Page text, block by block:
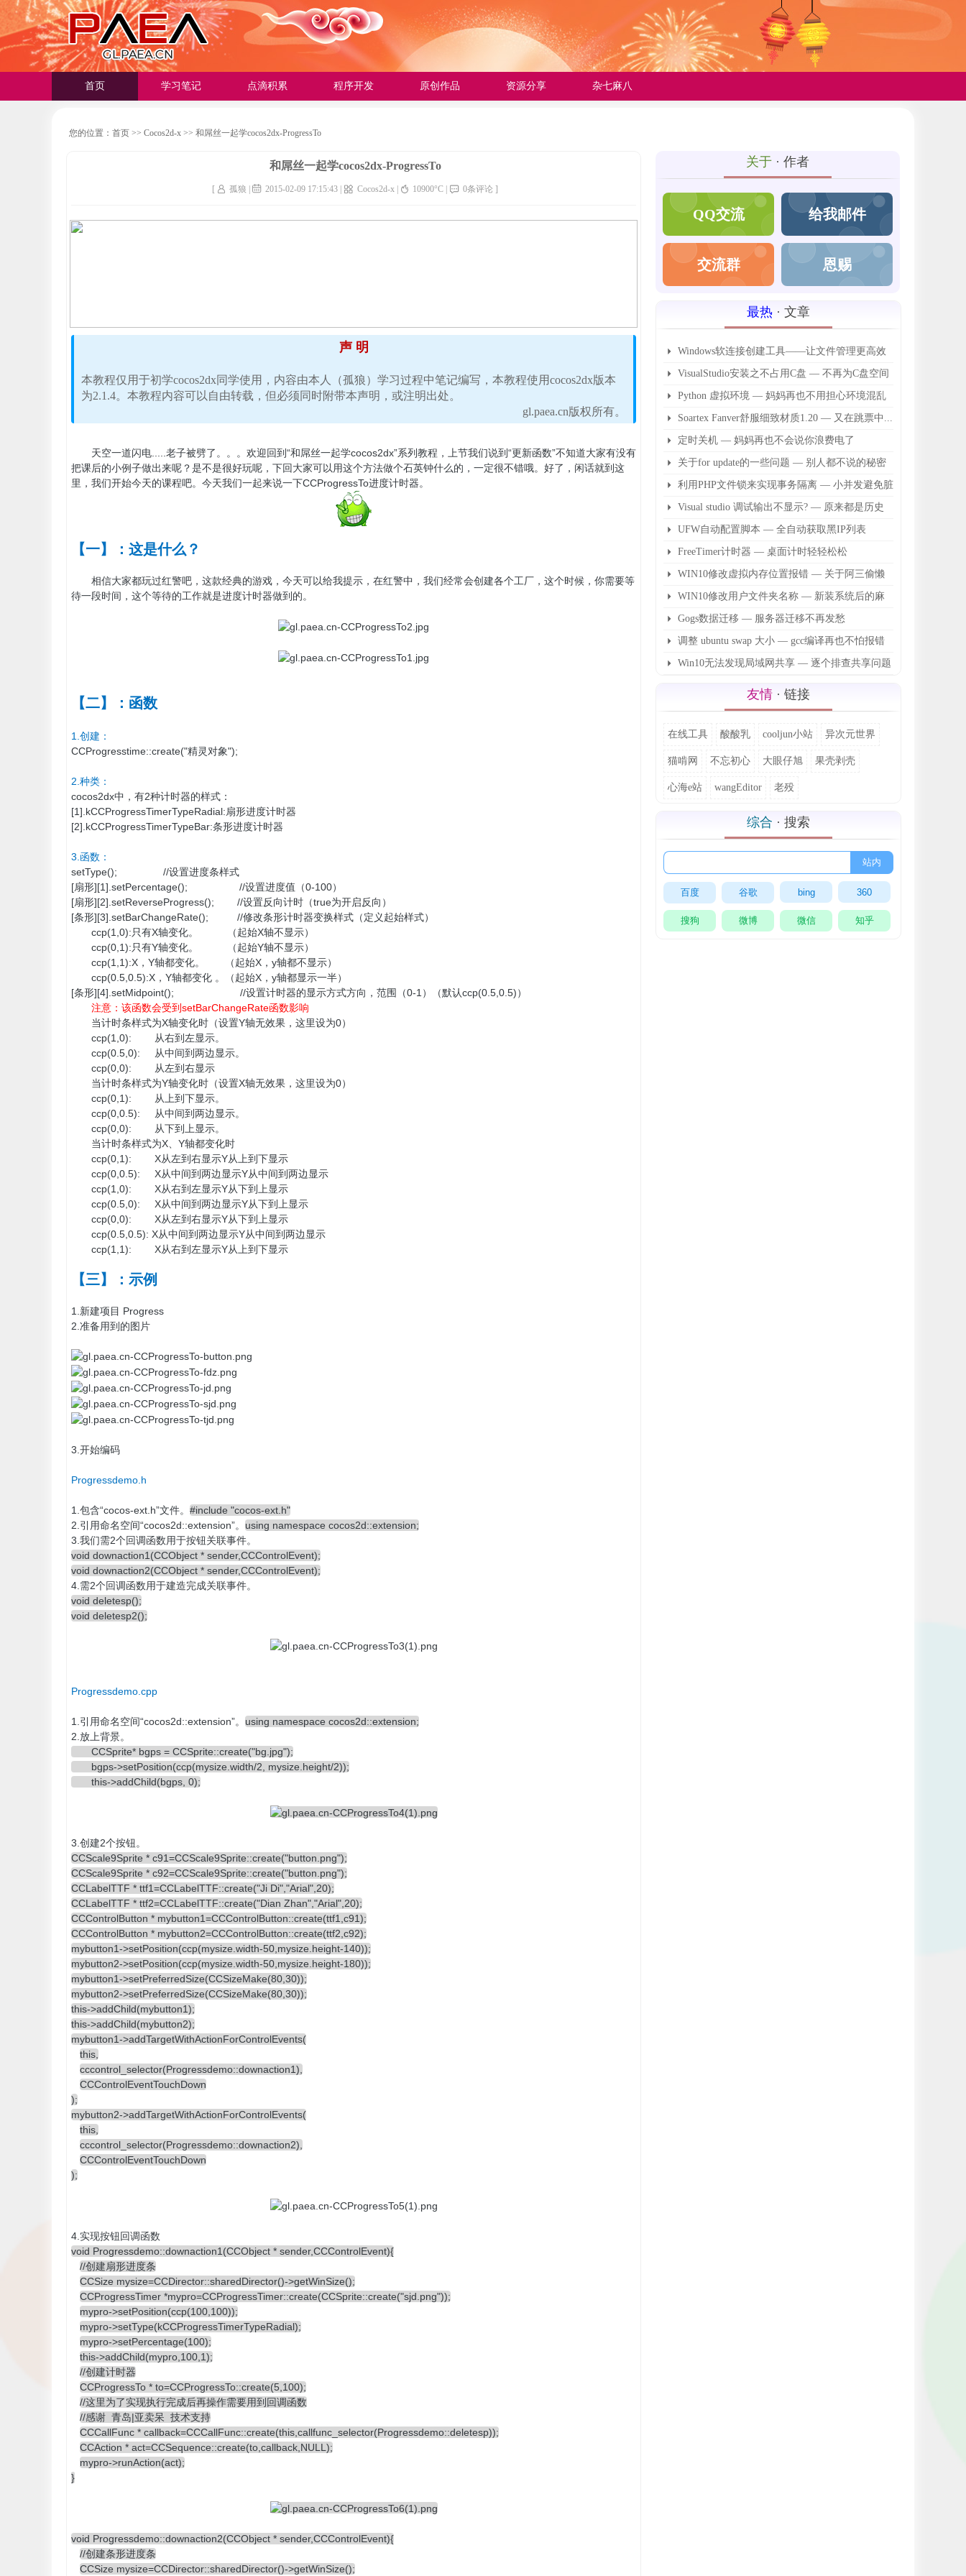
首页 学习笔记 点滴积累 程序开发 原创作品 资源分享 杂七麻八
您的位置： 首页 >> Cocos2d-x >> 和屌丝一起学cocos2dx-ProgressTo
和屌丝一起学cocos2dx-ProgressTo
[ 孤狼 | 2015-02-09 17:15:43 | Cocos2d-x 10900°C | 0条评论 ]
声 明
本教程仅用于初学cocos2dx同学使用，内容由本人（孤狼）学习过程中笔记编写，本教程使用cocos2dx版本
为2.1.4。本教程内容可以自由转载，但必须同时附带本声明，或注明出处。
gl.paea.cn版权所有。
天空一道闪电.....老子被劈了。。。欢迎回到“和屌丝一起学cocos2dx”系列教程，上节我们说到“更新函数”不知道大家有没有
把课后的小例子做出来呢？是不是很好玩呢，下回大家可以用这个方法做个石英钟什么的，一定很不错哦。好了，闲话就到这
里，我们开始今天的课程吧。今天我们一起来说一下CCProgressTo进度计时器。
【一】：这是什么？
相信大家都玩过红警吧，这款经典的游戏，今天可以给我提示，在红警中，我们经常会创建各个工厂，这个时候，你需要等
待一段时间，这个等待的工作就是进度计时器做到的。
【二】：函数
1.创建：
CCProgresstime::create("精灵对象");
2.种类：
cocos2dx中，有2种计时器的样式：
[1].kCCProgressTimerTypeRadial:扇形进度计时器
[2].kCCProgressTimerTypeBar:条形进度计时器
3.函数：
setType(); //设置进度条样式
[扇形][1].setPercentage(); //设置进度值（0-100）
[扇形][2].setReverseProgress(); //设置反向计时（true为开启反向）
[条形][3].setBarChangeRate(); //修改条形计时器变换样式（定义起始样式）
ccp(1,0):只有X轴变化。 （起始X轴不显示）
ccp(0,1):只有Y轴变化。 （起始Y轴不显示）
ccp(1,1):X，Y轴都变化。 （起始X，y轴都不显示）
ccp(0.5,0.5):X，Y轴都变化 。（起始X，y轴都显示一半）
[条形][4].setMidpoint(); //设置计时器的显示方式方向，范围（0-1）（默认ccp(0.5,0.5)）
注意：该函数会受到setBarChangeRate函数影响
当计时条样式为X轴变化时（设置Y轴无效果，这里设为0）
ccp(1,0): 从右到左显示。
ccp(0.5,0): 从中间到两边显示。
ccp(0,0): 从左到右显示
当计时条样式为Y轴变化时（设置X轴无效果，这里设为0）
ccp(0,1): 从上到下显示。
ccp(0,0.5): 从中间到两边显示。
ccp(0,0): 从下到上显示。
当计时条样式为X、Y轴都变化时
ccp(0,1): X从左到右显示Y从上到下显示
ccp(0,0.5): X从中间到两边显示Y从中间到两边显示
ccp(1,0): X从右到左显示Y从下到上显示
ccp(0.5,0): X从中间到两边显示Y从下到上显示
ccp(0,0): X从左到右显示Y从下到上显示
ccp(0.5,0.5): X从中间到两边显示Y从中间到两边显示
ccp(1,1): X从右到左显示Y从上到下显示
【三】：示例
1.新建项目 Progress
2.准备用到的图片
3.开始编码
Progressdemo.h
1.包含“cocos-ext.h”文件。 #include "cocos-ext.h"
2.引用命名空间“cocos2d::extension”。 using namespace cocos2d::extension;
3.我们需2个回调函数用于按钮关联事件。
void downaction1(CCObject * sender,CCControlEvent);
void downaction2(CCObject * sender,CCControlEvent);
4.需2个回调函数用于建造完成关联事件。
void deletesp();
void deletesp2();
Progressdemo.cpp
1.引用命名空间“cocos2d::extension”。 using namespace cocos2d::extension;
2.放上背景。
CCSprite* bgps = CCSprite::create("bg.jpg");
bgps->setPosition(ccp(mysize.width/2, mysize.height/2));
this->addChild(bgps, 0);
3.创建2个按钮。
CCScale9Sprite * c91=CCScale9Sprite::create("button.png");
CCScale9Sprite * c92=CCScale9Sprite::create("button.png");
CCLabelTTF * ttf1=CCLabelTTF::create("Ji Di","Arial",20);
CCLabelTTF * ttf2=CCLabelTTF::create("Dian Zhan","Arial",20);
CCControlButton * mybutton1=CCControlButton::create(ttf1,c91);
CCControlButton * mybutton2=CCControlButton::create(ttf2,c92);
mybutton1->setPosition(ccp(mysize.width-50,mysize.height-140));
mybutton2->setPosition(ccp(mysize.width-50,mysize.height-180));
mybutton1->setPreferredSize(CCSizeMake(80,30));
mybutton2->setPreferredSize(CCSizeMake(80,30));
this->addChild(mybutton1);
this->addChild(mybutton2);
mybutton1->addTargetWithActionForControlEvents(
this,
cccontrol_selector(Progressdemo::downaction1),
CCControlEventTouchDown
);
mybutton2->addTargetWithActionForControlEvents(
this,
cccontrol_selector(Progressdemo::downaction2),
CCControlEventTouchDown
);
4.实现按钮回调函数
void Progressdemo::downaction1(CCObject * sender,CCControlEvent){
//创建扇形进度条
CCSize mysize=CCDirector::sharedDirector()->getWinSize();
CCProgressTimer *mypro=CCProgressTimer::create(CCSprite::create("sjd.png"));
mypro->setPosition(ccp(100,100));
mypro->setType(kCCProgressTimerTypeRadial);
mypro->setPercentage(100);
this->addChild(mypro,100,1);
//创建计时器
CCProgressTo * to=CCProgressTo::create(5,100);
//这里为了实现执行完成后再操作需要用到回调函数
//感谢 青岛|亚卖呆 技术支持
CCCallFunc * callback=CCCallFunc::create(this,callfunc_selector(Progressdemo::deletesp));
CCAction * act=CCSequence::create(to,callback,NULL);
mypro->runAction(act);
}
void Progressdemo::downaction2(CCObject * sender,CCControlEvent){
//创建条形进度条
CCSize mysize=CCDirector::sharedDirector()->getWinSize();
关于 · 作者
QQ交流 给我邮件
交流群 恩赐
最热 · 文章
​Windows软连接创建工具——让文件管理更高效
VisualStudio安装之不占用C盘 — 不再为C盘空间
不足而担心
Python 虚拟环境 — 妈妈再也不用担心环境混乱
了
Soartex Fanver舒服细致材质1.20 — 又在跳票中...
定时关机 — 妈妈再也不会说你浪费电了
关于for update的一些问题 — 别人都不说的秘密
利用PHP文件锁来实现事务隔离 — 小并发避免脏
读
Visual studio 调试输出不显示? — 原来都是历史
问题
UFW自动配置脚本 — 全自动获取黑IP列表
FreeTimer计时器 — 桌面计时轻轻松松
WIN10修改虚拟内存位置报错 — 关于阿三偷懒
没有完成的后续
WIN10修改用户文件夹名称 — 新装系统后的麻
烦事
Gogs数据迁移 — 服务器迁移不再发愁
调整 ubuntu swap 大小 — gcc编译再也不怕报错
了
Win10无法发现局域网共享 — 逐个排查共享问题
友情 · 链接
在线工具 酸酸乳 cooljun小站 异次元世界
猫啃网 不忘初心 大眼仔旭 果壳剥壳
心海e站 wangEditor 老殁
综合 · 搜索
站内
百度 谷歌 bing 360
搜狗 微博 微信 知乎